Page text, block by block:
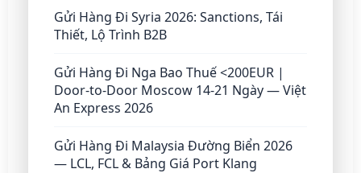
Gửi Hàng Đi Syria 2026: Sanctions, Tái
Thiết, Lộ Trình B2B
Gửi Hàng Đi Nga Bao Thuế <200EUR |
Door-to-Door Moscow 14-21 Ngày — Việt
An Express 2026
Gửi Hàng Đi Malaysia Đường Biển 2026
— LCL, FCL & Bảng Giá Port Klang